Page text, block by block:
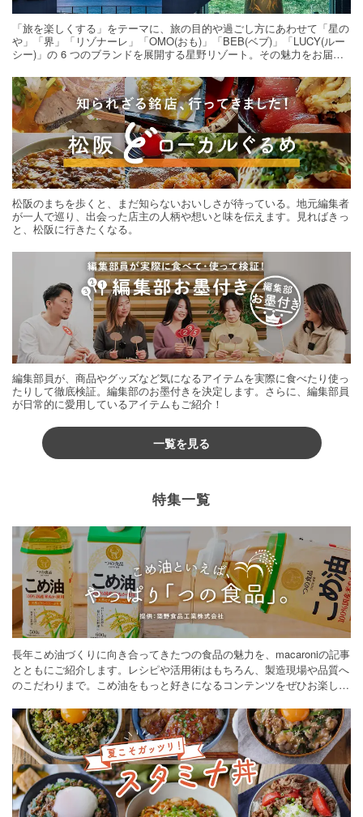
「旅を楽しくする」をテーマに、旅の目的や過ごし方にあわせて「星の
や」「界」「リゾナーレ」「OMO(おも)」「BEB(ベブ)」「LUCY(ルー
シー)」の 6 つのブランドを展開する星野リゾート。その魅力をお届け
松阪のまちを歩くと、まだ知らないおいしさが待っている。地元編集者
が一人で巡り、出会った店主の人柄や想いと味を伝えます。見ればきっ
と、松阪に行きたくなる。
編集部員が、商品やグッズなど気になるアイテムを実際に食べたり使っ
たりして徹底検証。編集部のお墨付きを決定します。さらに、編集部員
が日常的に愛用しているアイテムもご紹介！
一覧を見る
特集一覧
長年こめ油づくりに向き合ってきたつの食品の魅力を、macaroniの記事
とともにご紹介します。レシピや活用術はもちろん、製造現場や品質へ
のこだわりまで。こめ油をもっと好きになるコンテンツをぜひお楽しみ